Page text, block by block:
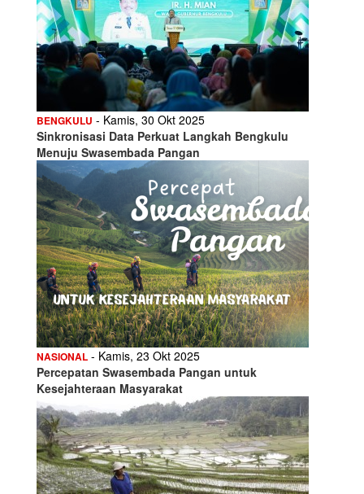
BENGKULU - Kamis, 30 Okt 2025
Sinkronisasi Data Perkuat Langkah Bengkulu
Menuju Swasembada Pangan
NASIONAL - Kamis, 23 Okt 2025
Percepatan Swasembada Pangan untuk
Kesejahteraan Masyarakat